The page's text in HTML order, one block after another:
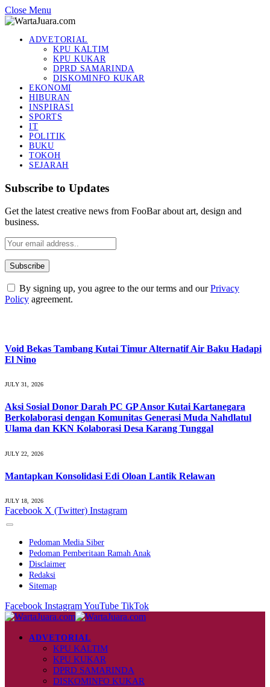
Close Menu
ADVETORIAL
KPU KALTIM
KPU KUKAR
DPRD SAMARINDA
DISKOMINFO KUKAR
EKONOMI
HIBURAN
INSPIRASI
SPORTS
IT
POLITIK
BUKU
TOKOH
SEJARAH
Subscribe to Updates
Get the latest creative news from FooBar about art, design and
business.
By signing up, you agree to the our terms and ourPrivacy
Policy agreement.
Void Bekas Tambang Kutai Timur Alternatif Air Baku Hadapi
El Nino
JULY 31, 2026
Aksi Sosial Donor Darah PC GP Ansor Kutai Kartanegara
Berkolaborasi dengan Komunitas Generasi Muda Nahdlatul
Ulama dan KKN Kolaborasi Desa Karang Tunggal
JULY 22, 2026
Mantapkan Konsolidasi Edi Oloan Lantik Relawan
JULY 18, 2026
Facebook X (Twitter) Instagram
Pedoman Media Siber
Pedoman Pemberitaan Ramah Anak
Disclaimer
Redaksi
Sitemap
Facebook InstagramYouTube TikTok
ADVETORIAL
KPU KALTIM
KPU KUKAR
DPRD SAMARINDA
DISKOMINFO KUKAR